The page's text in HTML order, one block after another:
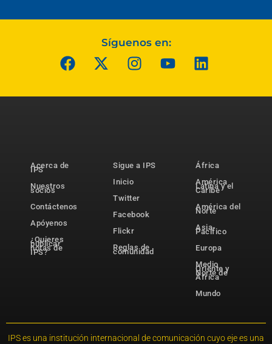
Síguenos en:
Acerca de
IPS
Nuestros
socios
Contáctenos
Apóyenos
¿Quieres
publicar
notas de
IPS?
Sigue a IPS
Inicio
Twitter
Facebook
Flickr
Reglas de
comunidad
África
América
Latina y el
Caribe
América del
Norte
Asia-
Pacífico
Europa
Medio
Oriente y
Norte de
África
Mundo
IPS es una institución internacional de comunicación cuyo eje es una